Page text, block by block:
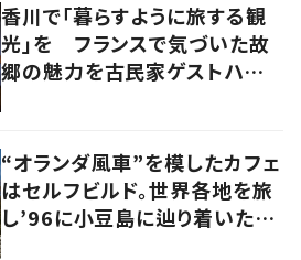
香川で「暮らすように旅する観
光」を フランスで気づいた故
郷の魅力を古民家ゲストハウス
“オランダ風車”を模したカフェ
はセルフビルド。世界各地を旅
し’96に小豆島に辿り着いた家